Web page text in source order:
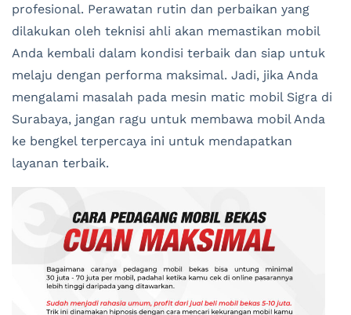
profesional. Perawatan rutin dan perbaikan yang
dilakukan oleh teknisi ahli akan memastikan mobil
Anda kembali dalam kondisi terbaik dan siap untuk
melaju dengan performa maksimal. Jadi, jika Anda
mengalami masalah pada mesin matic mobil Sigra di
Surabaya, jangan ragu untuk membawa mobil Anda
ke bengkel terpercaya ini untuk mendapatkan
layanan terbaik.